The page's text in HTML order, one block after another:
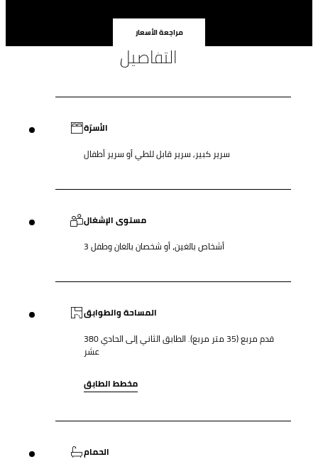
مراجعة الأسعار
التفاصيل
الأسرّة
سرير كبير, سرير قابل للطي أو سرير أطفال
مستوى الإشغال
3 أشخاص بالغين، أو شخصان بالغان وطفل
المساحة والطوابق
380 قدم مربع (35 متر مربع). الطابق الثاني إلى الحادي
عشر
مخطط الطابق
الحمام